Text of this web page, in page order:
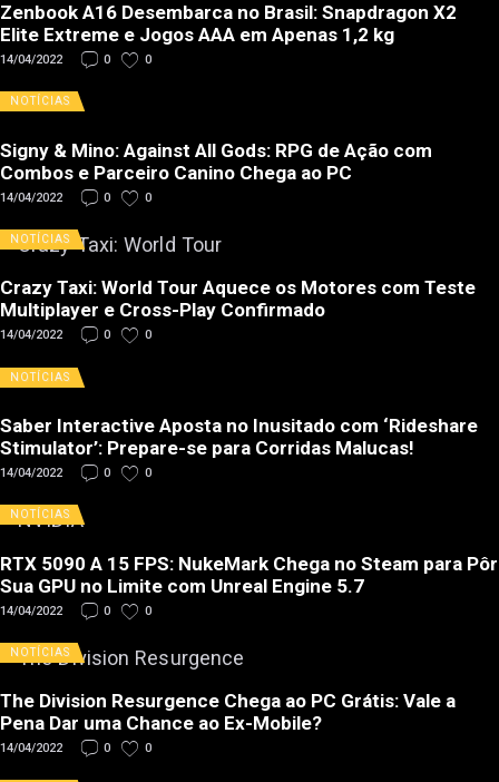
Zenbook A16 Desembarca no Brasil: Snapdragon X2
Elite Extreme e Jogos AAA em Apenas 1,2 kg
14/04/2022 0 0
NOTÍCIAS
Signy & Mino: Against All Gods: RPG de Ação com
Combos e Parceiro Canino Chega ao PC
14/04/2022 0 0
NOTÍCIAS
Crazy Taxi: World Tour Aquece os Motores com Teste
Multiplayer e Cross-Play Confirmado
14/04/2022 0 0
NOTÍCIAS
Saber Interactive Aposta no Inusitado com ‘Rideshare
Stimulator’: Prepare-se para Corridas Malucas!
14/04/2022 0 0
NOTÍCIAS
RTX 5090 A 15 FPS: NukeMark Chega no Steam para Pôr
Sua GPU no Limite com Unreal Engine 5.7
14/04/2022 0 0
NOTÍCIAS
The Division Resurgence Chega ao PC Grátis: Vale a
Pena Dar uma Chance ao Ex-Mobile?
14/04/2022 0 0